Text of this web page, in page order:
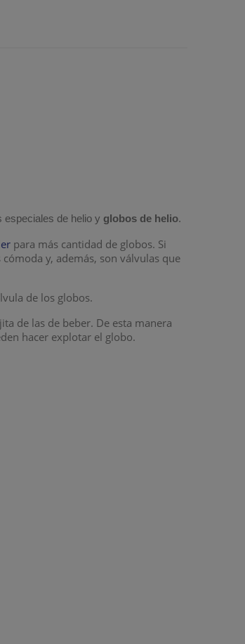
de helio y globos de helio.
para más cantidad de globos. Si
y, además, son válvulas que
de los globos.
de las de beber. De esta manera
hacer explotar el globo.